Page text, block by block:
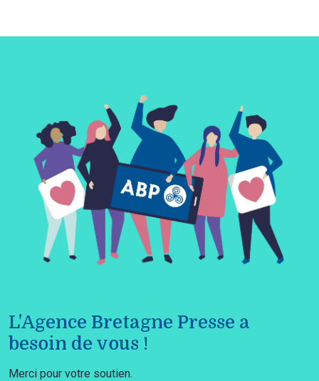
L'Agence Bretagne Presse a
besoin de vous !
Merci pour votre soutien.